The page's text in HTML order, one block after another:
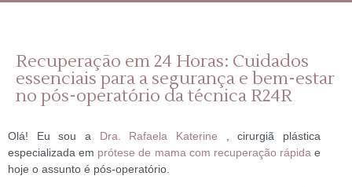
Recuperação em 24 Horas: Cuidados
essenciais para a segurança e bem-estar
no pós-operatório da técnica R24R
Olá! Eu sou a Dra. Rafaela Katerine , cirurgiã plástica
especializada em prótese de mama com recuperação rápida e
hoje o assunto é pós-operatório.